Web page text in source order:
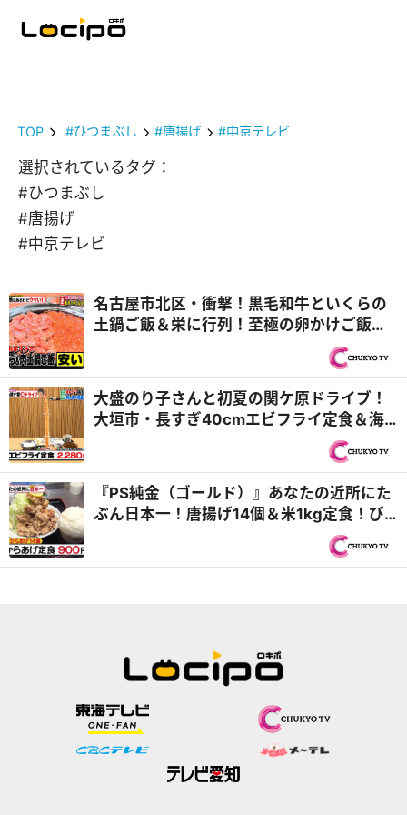
TOP #ひつまぶし #唐揚げ #中京テレビ
選択されているタグ：
#ひつまぶし
#唐揚げ
#中京テレビ
名古屋市北区・衝撃！黒毛和牛といくらの
土鍋ご飯＆栄に行列！至極の卵かけご飯
やめたいのにやめられない罪悪めし！『PS
大盛のり子さんと初夏の関ケ原ドライブ！
大垣市・長すぎ40cmエビフライ定食＆海
津市・飛騨牛中華食べ放題！？『PS純金
『PS純金（ゴールド）』あなたの近所にた
ぶん日本一！唐揚げ14個＆米1kg定食！び